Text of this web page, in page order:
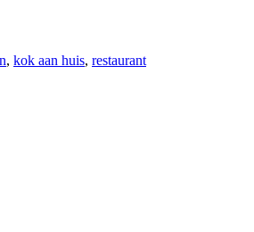
, kok aan huis, restaurant